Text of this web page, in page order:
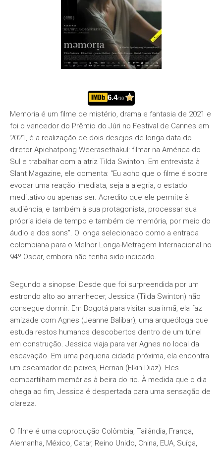
6.4/10
Memoria é um filme de mistério, drama e fantasia de 2021 e
foi o vencedor do Prêmio do Júri no Festival de Cannes em
2021, é a realização de dois desejos de longa data do
diretor Apichatpong Weerasethakul: filmar na América do
Sul e trabalhar com a atriz Tilda Swinton. Em entrevista à
Slant Magazine, ele comenta: “Eu acho que o filme é sobre
evocar uma reação imediata, seja a alegria, o estado
meditativo ou apenas ser. Acredito que ele permite à
audiência, e também à sua protagonista, processar sua
própria ideia de tempo e também de memória, por meio do
áudio e dos sons”. O longa selecionado como a entrada
colombiana para o Melhor Longa-Metragem Internacional no
94º Oscar, embora não tenha sido indicado.
Segundo a sinopse: Desde que foi surpreendida por um
estrondo alto ao amanhecer, Jessica (Tilda Swinton) não
consegue dormir. Em Bogotá para visitar sua irmã, ela faz
amizade com Agnes (Jeanne Balibar), uma arqueóloga que
estuda restos humanos descobertos dentro de um túnel
em construção. Jessica viaja para ver Agnes no local da
escavação. Em uma pequena cidade próxima, ela encontra
um escamador de peixes, Hernan (Elkin Diaz). Eles
compartilham memórias à beira do rio. À medida que o dia
chega ao fim, Jessica é despertada para uma sensação de
clareza.
O filme é uma coprodução Colômbia, Tailândia, França,
Alemanha, México, Catar, Reino Unido, China, EUA, Suíça,